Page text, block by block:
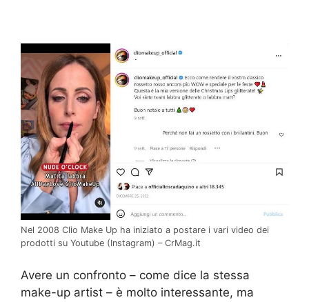
Nel 2008 Clio Make Up ha iniziato a postare i vari video dei
prodotti su Youtube (Instagram) – CrMag.it
Avere un confronto – come dice la stessa
make-up artist – è molto interessante, ma